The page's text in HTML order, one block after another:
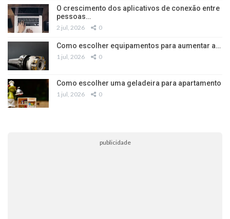
O crescimento dos aplicativos de conexão entre
pessoas…
2 jul, 2026 0
Como escolher equipamentos para aumentar a…
1 jul, 2026 0
Como escolher uma geladeira para apartamento
1 jul, 2026 0
publicidade